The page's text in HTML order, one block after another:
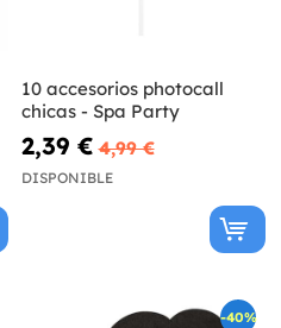
10 accesorios photocall
chicas - Spa Party
2,39 € 4,99 €
DISPONIBLE
-40%